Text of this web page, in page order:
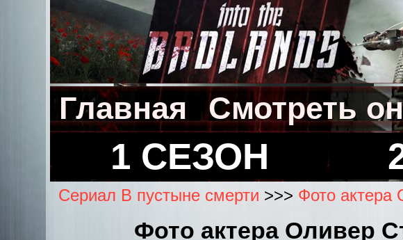
Главная Смотреть
1 СЕЗОН
Сериал В пустыне смерти >>> Фото актера
Фото актера Оливер